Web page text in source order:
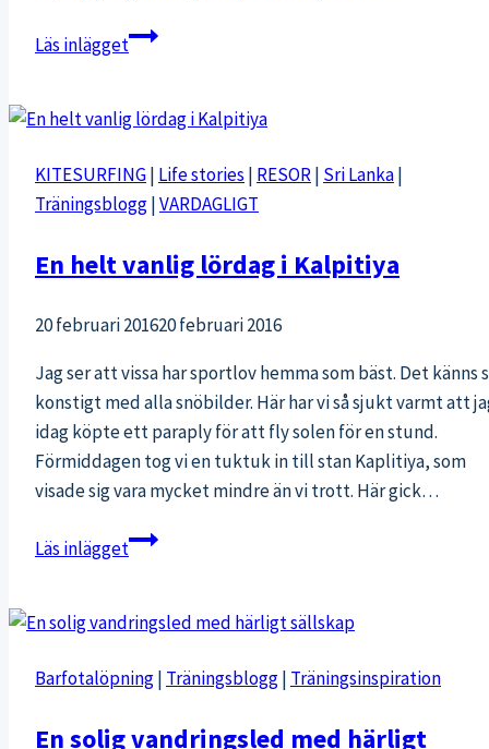
Läs inläggetLöpning
KITESURFING| Life stories | RESOR| Sri Lanka|
Träningsblogg|VARDAGLIGT
En helt vanlig lördag i Kalpitiya
20 februari 201620 februari 2016
Jag ser att vissa har sportlov hemma som bäst. Det känns
konstigt med alla snöbilder. Här har vi så sjukt varmt att
idag köpte ett paraply för att fly solen för en stund.
Förmiddagen tog vi en tuktuk in till stan Kaplitiya, som
visade sig vara mycket mindre än vi trott. Här gick…
Läs inläggetEn
lördag
Kalpitiya
Barfotalöpning| Träningsblogg| Träningsinspiration
En solig vandringsled med härligt